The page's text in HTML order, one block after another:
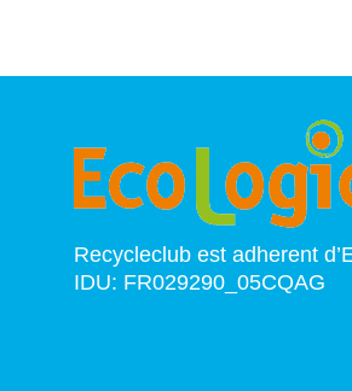
Recycleclub est adherent
IDU: FR029290_05CQAG